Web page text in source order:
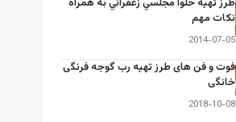
نكات مهم
2014-07-05
فوت و فن های طرز تهیه رب گوجه فرنگی
خانگی
2018-10-08